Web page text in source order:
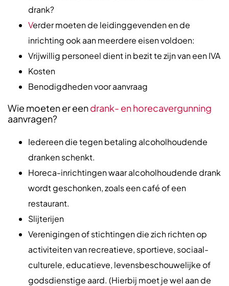
drank?
Verder moeten de leidinggevenden en de
inrichting ook aan meerdere eisen voldoen:
Vrijwillig personeel dient in bezit te zijn van een IVA
Kosten
Benodigdheden voor aanvraag
Wie moeten er eendrank- en horecavergunning
aanvragen?
Iedereen die tegen betaling alcoholhoudende
dranken schenkt.
Horeca-inrichtingen waar alcoholhoudende drank
wordt geschonken, zoals een café of een
restaurant.
Slijterijen
Verenigingen of stichtingen die zich richten op
activiteiten van recreatieve, sportieve, sociaal-
culturele, educatieve, levensbeschouwelijke of
godsdienstige aard. (Hierbij moet je wel aan de